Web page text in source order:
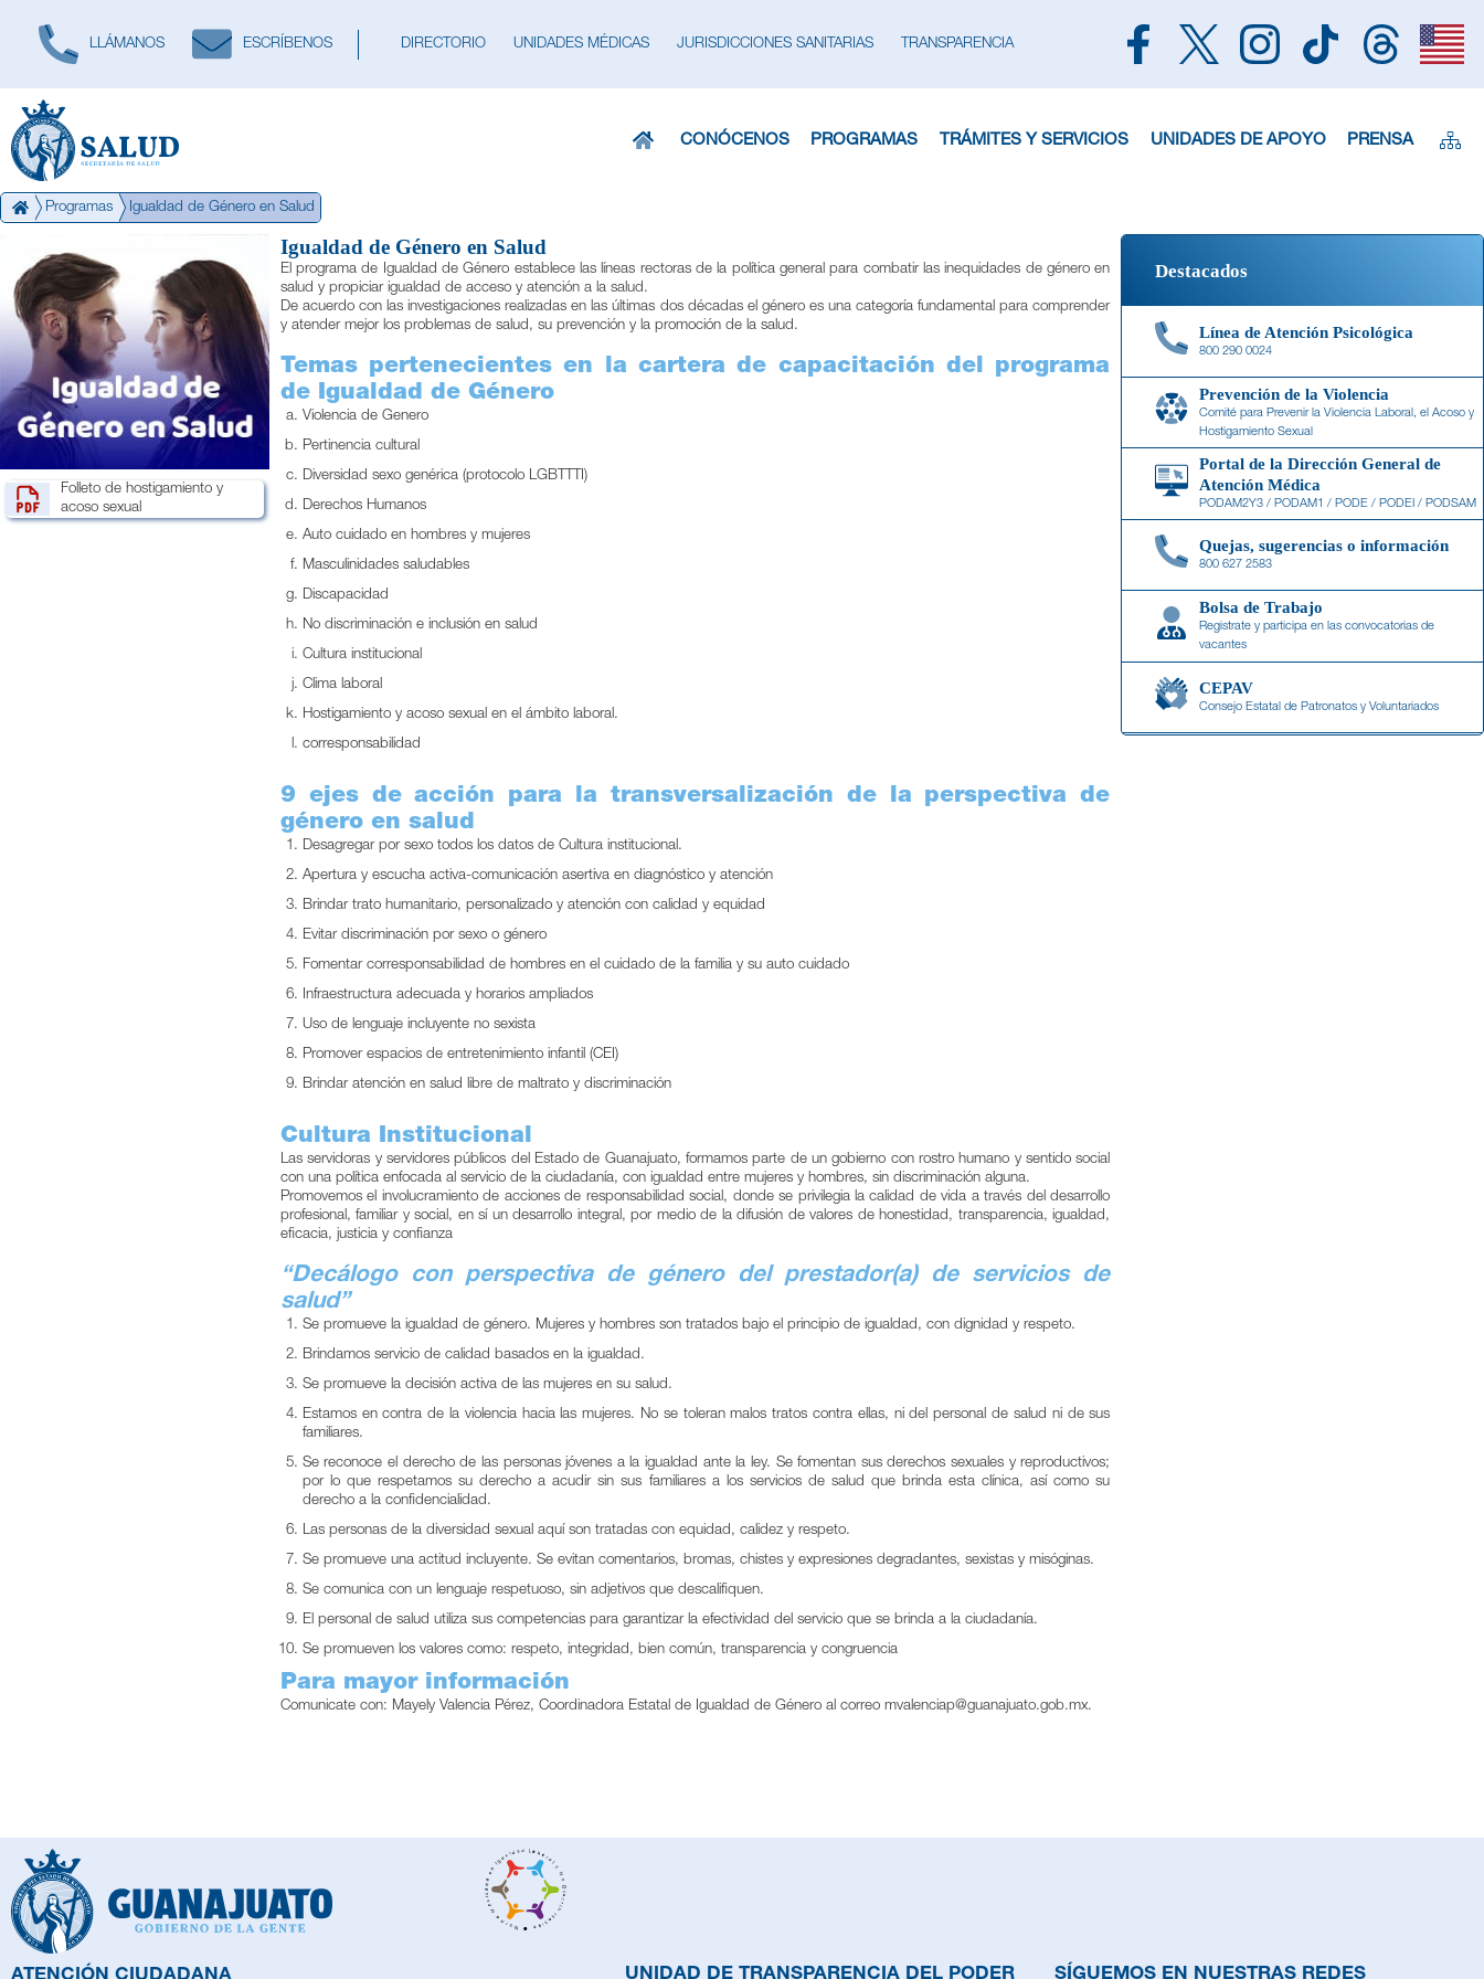
LLÁMANOS ESCRÍBENOS DIRECTORIO UNIDADES MÉDICAS JURISDICCIONES SANITARIAS TRANSPARENCIA
CONÓCENOS PROGRAMAS TRÁMITES Y SERVICIOS UNIDADES DE APOYO PRENSA
Programas Igualdad de Género en Salud
Folleto de hostigamiento y
acoso sexual
Igualdad de Género en Salud
El programa de Igualdad de Género establece las líneas rectoras de la política general para combatir las inequidades de género en
salud y propiciar igualdad de acceso y atención a la salud.
De acuerdo con las investigaciones realizadas en las últimas dos décadas el género es una categoría fundamental para comprender
y atender mejor los problemas de salud, su prevención y la promoción de la salud.
Temas pertenecientes en la cartera de capacitación del programa
de Igualdad de Género
Violencia de Genero
Pertinencia cultural
Diversidad sexo genérica (protocolo LGBTTTI)
Derechos Humanos
Auto cuidado en hombres y mujeres
Masculinidades saludables
Discapacidad
No discriminación e inclusión en salud
Cultura institucional
Clima laboral
Hostigamiento y acoso sexual en el ámbito laboral.
corresponsabilidad
9 ejes de acción para la transversalización de la perspectiva de
género en salud
Desagregar por sexo todos los datos de Cultura institucional.
Apertura y escucha activa-comunicación asertiva en diagnóstico y atención
Brindar trato humanitario, personalizado y atención con calidad y equidad
Evitar discriminación por sexo o género
Fomentar corresponsabilidad de hombres en el cuidado de la familia y su auto cuidado
Infraestructura adecuada y horarios ampliados
Uso de lenguaje incluyente no sexista
Promover espacios de entretenimiento infantil (CEI)
Brindar atención en salud libre de maltrato y discriminación
Cultura Institucional
Las servidoras y servidores públicos del Estado de Guanajuato, formamos parte de un gobierno con rostro humano y sentido social
con una política enfocada al servicio de la ciudadanía, con igualdad entre mujeres y hombres, sin discriminación alguna.
Promovemos el involucramiento de acciones de responsabilidad social, donde se privilegia la calidad de vida a través del desarrollo
profesional, familiar y social, en sí un desarrollo integral, por medio de la difusión de valores de honestidad, transparencia, igualdad,
eficacia, justicia y confianza
“Decálogo con perspectiva de género del prestador(a) de servicios de
salud”
Se promueve la igualdad de género. Mujeres y hombres son tratados bajo el principio de igualdad, con dignidad y respeto.
Brindamos servicio de calidad basados en la igualdad.
Se promueve la decisión activa de las mujeres en su salud.
Estamos en contra de la violencia hacia las mujeres. No se toleran malos tratos contra ellas, ni del personal de salud ni de sus
familiares.
Se reconoce el derecho de las personas jóvenes a la igualdad ante la ley. Se fomentan sus derechos sexuales y reproductivos;
por lo que respetamos su derecho a acudir sin sus familiares a los servicios de salud que brinda esta clínica, así como su
derecho a la confidencialidad.
Las personas de la diversidad sexual aquí son tratadas con equidad, calidez y respeto.
Se promueve una actitud incluyente. Se evitan comentarios, bromas, chistes y expresiones degradantes, sexistas y misóginas.
Se comunica con un lenguaje respetuoso, sin adjetivos que descalifiquen.
El personal de salud utiliza sus competencias para garantizar la efectividad del servicio que se brinda a la ciudadanía.
Se promueven los valores como: respeto, integridad, bien común, transparencia y congruencia
Para mayor información
Comunicate con: Mayely Valencia Pérez, Coordinadora Estatal de Igualdad de Género al correo mvalenciap@guanajuato.gob.mx.
Destacados
Línea de Atención Psicológica
800 290 0024
Prevención de la Violencia
Comité para Prevenir la Violencia Laboral, el Acoso y
Hostigamiento Sexual
Portal de la Dirección General de
Atención Médica
PODAM2Y3 / PODAM1 / PODE / PODEI / PODSAM
Quejas, sugerencias o información
800 627 2583
Bolsa de Trabajo
Registrate y participa en las convocatorias de
vacantes
CEPAV
Consejo Estatal de Patronatos y Voluntariados
UNIDAD DE TRANSPARENCIA DEL PODER SÍGUEMOS EN NUESTRAS REDES